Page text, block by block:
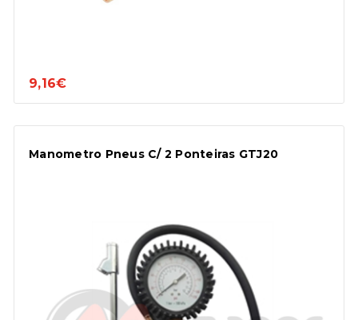
9,16€
Manometro Pneus C/ 2 Ponteiras GTJ20